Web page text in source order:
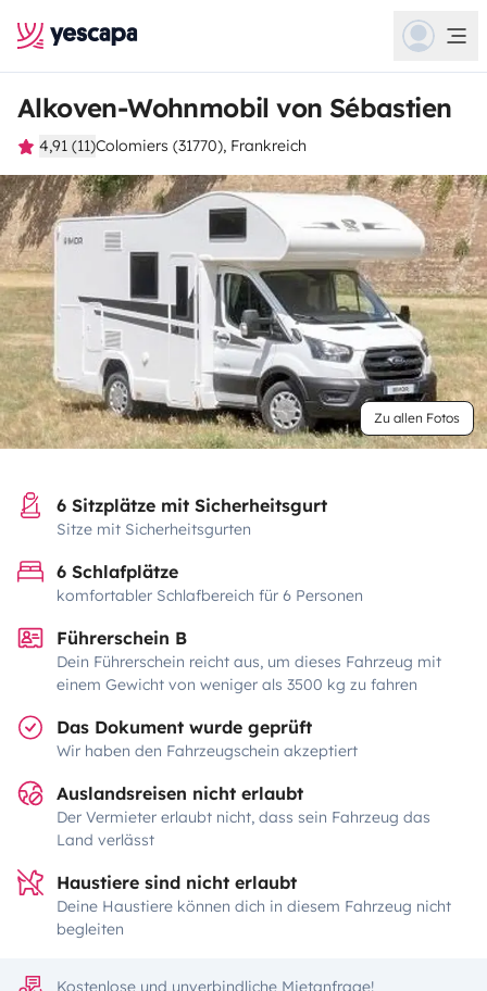
Alkoven-Wohnmobil von Sébastien
4,91 (11)Colomiers (31770), Frankreich
Zu allen Fotos
6 Sitzplätze mit Sicherheitsgurt
Sitze mit Sicherheitsgurten
6 Schlafplätze
komfortabler Schlafbereich für 6 Personen
Führerschein B
Dein Führerschein reicht aus, um dieses Fahrzeug mit
einem Gewicht von weniger als 3500 kg zu fahren
Das Dokument wurde geprüft
Wir haben den Fahrzeugschein akzeptiert
Auslandsreisen nicht erlaubt
Der Vermieter erlaubt nicht, dass sein Fahrzeug das
Land verlässt
Haustiere sind nicht erlaubt
Deine Haustiere können dich in diesem Fahrzeug nicht
begleiten
Kostenlose und unverbindliche Mietanfrage!